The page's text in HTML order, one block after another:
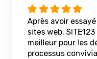
Après avoir
sites web,
meilleur pour les
processus